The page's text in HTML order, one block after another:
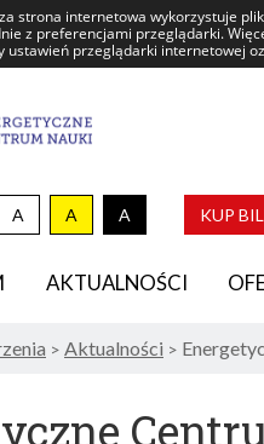
strona internetowa wykorzystuje
z preferencjami przeglądarki.
przeglądarki internetowej
A KONTRAST
A CZARNY TEKST
A BIAŁYKUP
AKTUALNOŚCI
> Aktualności >